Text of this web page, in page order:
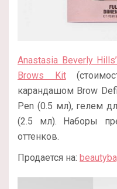
Anastasia Beverly
Brows Kit
карандашом Brow
Pen (0.5 мл), гелем
(2.5 мл). Наборы
оттенков.
Продается на: